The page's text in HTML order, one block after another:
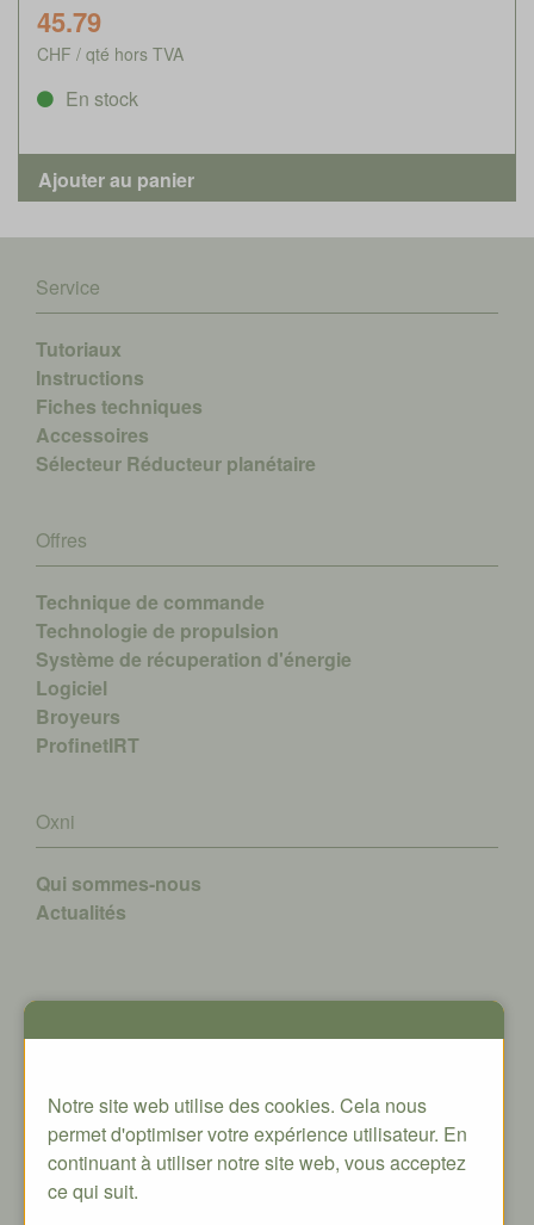
45.79
CHF / qté hors TVA
En stock
Service
Tutoriaux
Instructions
Fiches techniques
Accessoires
Sélecteur Réducteur planétaire
Offres
Technique de commande
Technologie de propulsion
Système de récuperation d'énergie
Logiciel
Broyeurs
ProfinetIRT
Oxni
Qui sommes-nous
Actualités
Klosterstrasse 34
8406 Winterthur
info@oxni.ch
+41 52 551 00 40
Notre site web utilise des cookies. Cela nous
permet d'optimiser votre expérience utilisateur. En
continuant à utiliser notre site web, vous acceptez
ce qui suit.